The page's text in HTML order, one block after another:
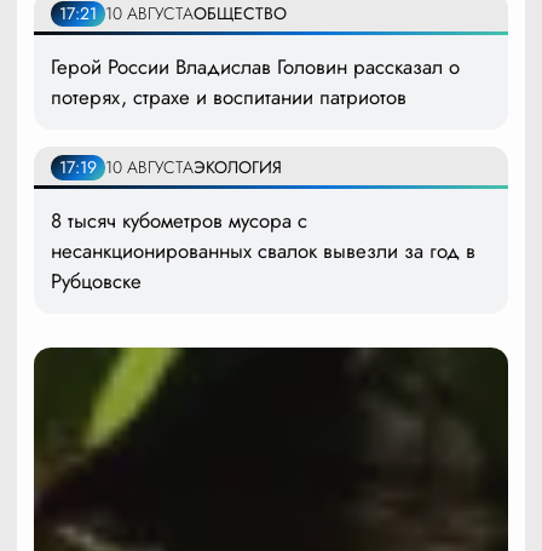
17:21 10 АВГУСТАОБЩЕСТВО
Герой России Владислав Головин рассказал о
потерях, страхе и воспитании патриотов
17:19 10 АВГУСТАЭКОЛОГИЯ
8 тысяч кубометров мусора с
несанкционированных свалок вывезли за год в
Рубцовске